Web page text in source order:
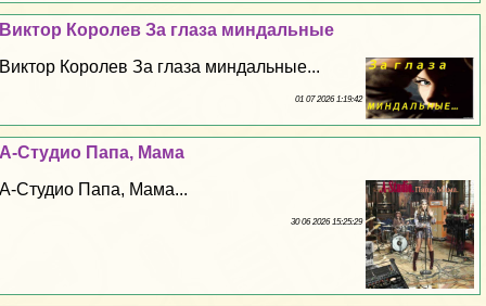
Виктор Королев За глаза миндальные
Виктор Королев За глаза миндальные...
01 07 2026 1:19:42
А-Студио Папа, Мама
А-Студио Папа, Мама...
30 06 2026 15:25:29